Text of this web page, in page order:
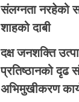
संलग्नता नरहेको
शाहको दाबी
दक्ष जनशक्ति
प्रतिष्ठानको दृढ
अभिमुखीकरण